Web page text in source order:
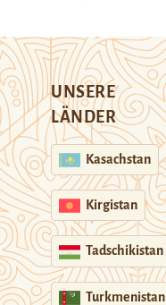
UNSERE
LÄNDER
Kasachstan
Kirgistan
Tadschikistan
Turkmenistan